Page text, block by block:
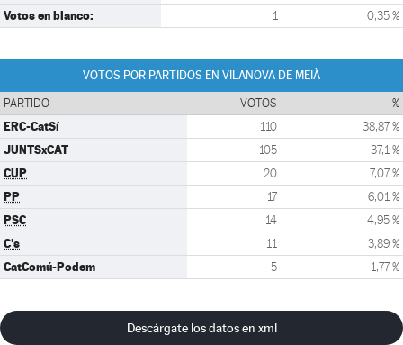
Votos en blanco: 1 0,35 %
VOTOS POR PARTIDOS EN VILANOVA DE MEIÀ
PARTIDO VOTOS %
ERC-CatSí 110 38,87 %
JUNTSxCAT 105 37,1 %
CUP 20 7,07 %
PP 17 6,01 %
PSC 14 4,95 %
C's 11 3,89 %
CatComú-Podem 5 1,77 %
Descárgate los datos en xml